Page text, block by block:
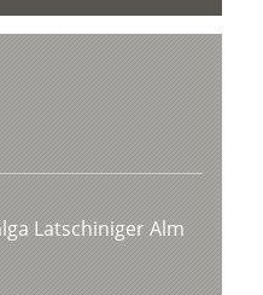
Latschiniger Alm